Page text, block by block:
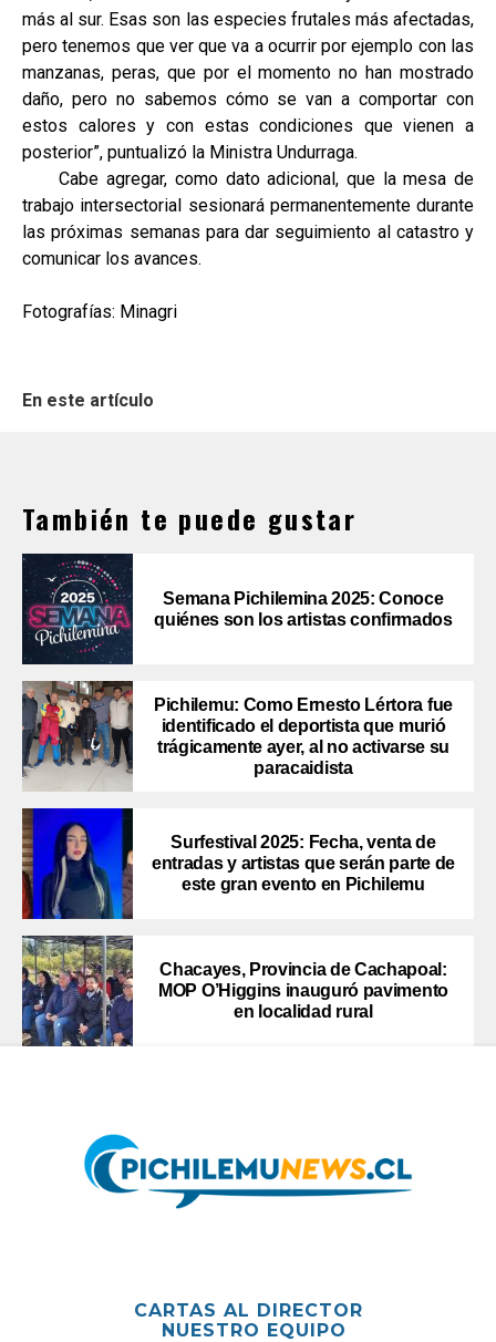
más al sur. Esas son las especies frutales más afectadas,
pero tenemos que ver que va a ocurrir por ejemplo con las
manzanas, peras, que por el momento no han mostrado
daño, pero no sabemos cómo se van a comportar con
estos calores y con estas condiciones que vienen a
posterior”, puntualizó la Ministra Undurraga.
Cabe agregar, como dato adicional, que la mesa de
trabajo intersectorial sesionará permanentemente durante
las próximas semanas para dar seguimiento al catastro y
comunicar los avances.
Fotografías: Minagri
En este artículo
También te puede gustar
Semana Pichilemina 2025: Conoce
quiénes son los artistas confirmados
Pichilemu: Como Ernesto Lértora fue
identificado el deportista que murió
trágicamente ayer, al no activarse su
paracaidista
Surfestival 2025: Fecha, venta de
entradas y artistas que serán parte de
este gran evento en Pichilemu
Chacayes, Provincia de Cachapoal:
MOP O’Higgins inauguró pavimento
en localidad rural
CARTAS AL DIRECTOR
NUESTRO EQUIPO